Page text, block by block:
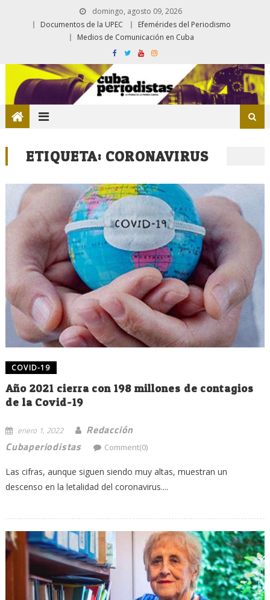
domingo, agosto 09, 2026
Documentos de la UPEC
Efemérides del Periodismo
Medios de Comunicación en Cuba
ETIQUETA: CORONAVIRUS
COVID-19
Año 2021 cierra con 198 millones de contagios
de la Covid-19
enero 1, 2022
Redacción
Cubaperiodistas
Comment(0)
Las cifras, aunque siguen siendo muy altas, muestran un
descenso en la letalidad del coronavirus....